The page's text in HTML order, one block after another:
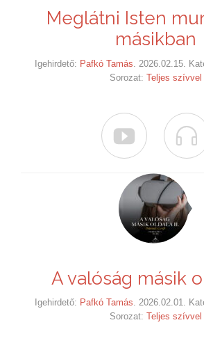
Meglátni Isten
másikban
Igehirdető: Pafkó Tamás . 2026.02.15.
Sorozat: Teljes szívvel
 
A valóság másik
Igehirdető: Pafkó Tamás. 2026.02.01.
Sorozat: Teljes szívvel